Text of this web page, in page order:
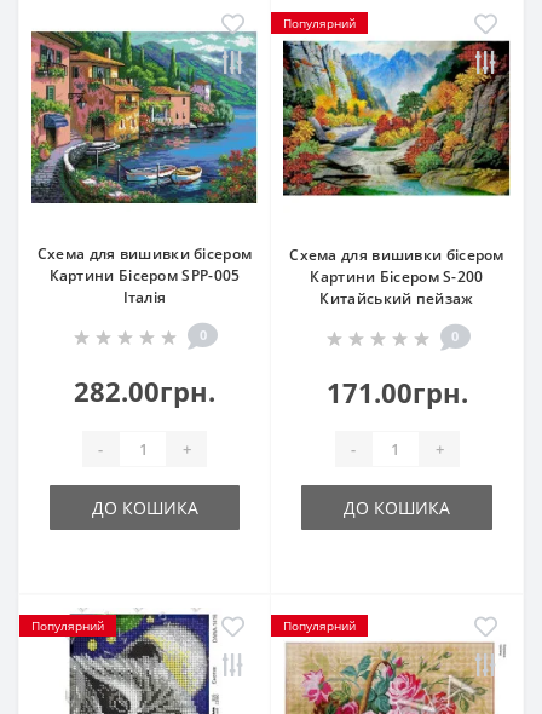
Схема для вишивки бісером
Картини Бісером SPP-005
Італія
0
282.00грн.
- +
ДО КОШИКА
Популярний
Схема для вишивки бісером
Картини Бісером S-200
Китайський пейзаж
0
171.00грн.
- +
ДО КОШИКА
Популярний Популярний